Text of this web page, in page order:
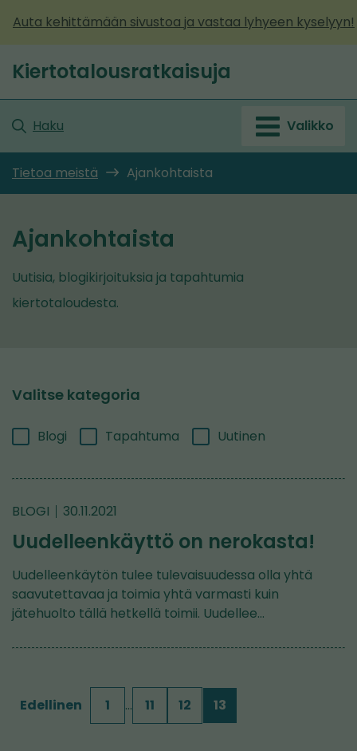
sisältöön
Auta kehittämään sivustoa ja vastaa lyhyeen kyselyyn!
Etusivu
Kiertotalousratkaisuja
Haku Valikko
Tietoa meistä Ajankohtaista
Ajankohtaista
Uutisia, blogikirjoituksia ja tapahtumia
kiertotaloudesta.
Valitse kategoria
Blogi Tapahtuma Uutinen
BLOGI 30.11.2021
Uudelleenkäyttö on nerokasta!
Uudelleenkäytön tulee tulevaisuudessa olla yhtä
saavutettavaa ja toimia yhtä varmasti kuin
jätehuolto tällä hetkellä toimii. Uudellee…
Edellinen 1 … 11 12 13